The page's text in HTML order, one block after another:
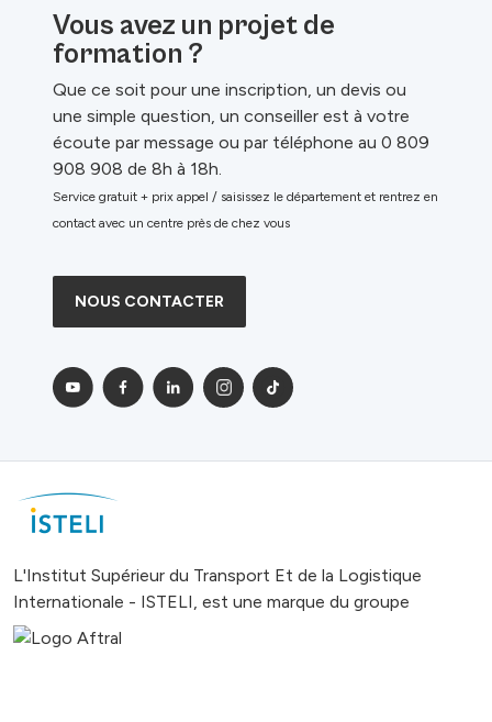
Vous avez un projet de
formation ?
Que ce soit pour une inscription, un devis ou
une simple question, un conseiller est à votre
écoute par message ou par téléphone au 0 809
908 908 de 8h à 18h.
Service gratuit + prix appel / saisissez le département et rentrez en
contact avec un centre près de chez vous
NOUS CONTACTER
L'Institut Supérieur du Transport Et de la Logistique
Internationale - ISTELI, est une marque du groupe